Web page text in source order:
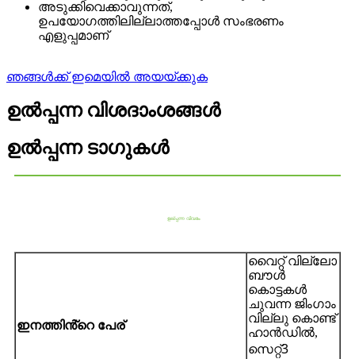
അടുക്കിവെക്കാവുന്നത്,
ഉപയോഗത്തിലില്ലാത്തപ്പോൾ സംഭരണം
എളുപ്പമാണ്
ഞങ്ങൾക്ക് ഇമെയിൽ അയയ്ക്കുക
ഉൽപ്പന്ന വിശദാംശങ്ങൾ
ഉൽപ്പന്ന ടാഗുകൾ
ഉല്പ്പന്ന വിവരം
ഇനത്തിൻ്റെ പേര്
വൈറ്റ് വില്ലോ
ബൗൾ
കൊട്ടകൾ
ചുവന്ന ജിംഗാം
വില്ലു കൊണ്ട്
ഹാൻഡിൽ,
സെറ്റ്3